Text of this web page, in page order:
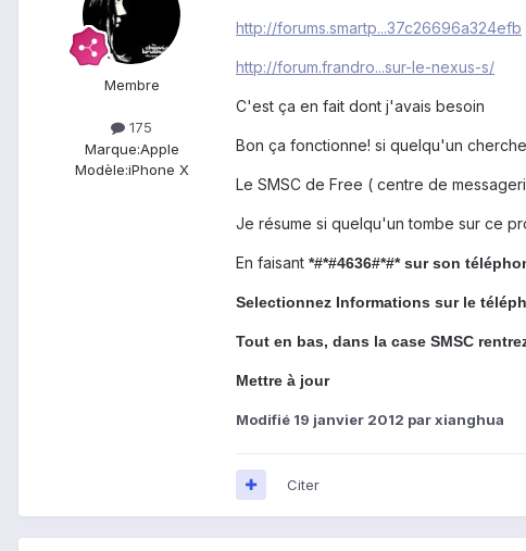
Membre
175
Marque:Apple
Modèle:iPhone X
http://forums.smartp...37c26696a324efb
http://forum.frandro...sur-le-nexus-s/
C'est ça en fait dont j'avais besoin
Bon ça fonctionne! si quelqu'un cherche
Le SMSC de Free ( centre de
Je résume si quelqu'un tombe sur ce
En faisant *#*#4636#*#* sur son
Selectionnez Informations sur le
Tout en bas, dans la case SMSC
Mettre à jour
Modifié 19 janvier 2012 par xianghua
Citer